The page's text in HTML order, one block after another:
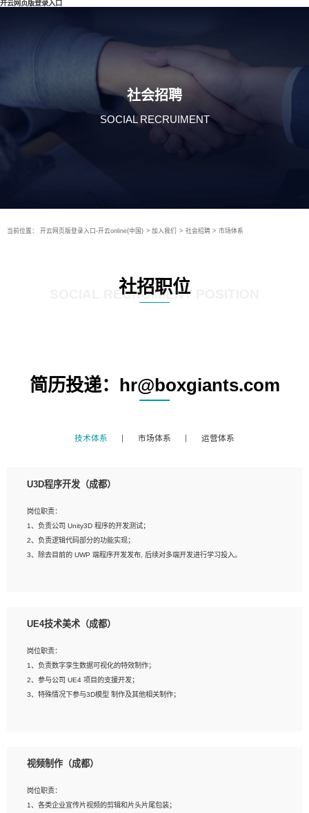
开云网页版登录入口
社会招聘
SOCIAL RECRUIMENT
当前位置： 开云网页版登录入口-开云online(中国) > 加入我们 > 社会招聘 > 市场体系
社招职位
SOCIAL RECRUIMENT POSITION
简历投递：hr@boxgiants.com
技术体系 市场体系 运营体系
U3D程序开发（成都）
岗位职责：
1、负责公司 Unity3D 程序的开发测试；
2、负责逻辑代码部分的功能实现；
3、除去目前的 UWP 端程序开发发布, 后续对多端开发进行学习投入。
2、熟练掌握 Unity3D 程序开发，精通 C# 语言开发；
4、有良好的沟通能力和团队合作意识；
5、开发过 HoloLens 程序者优先。
UE4技术美术（成都）
岗位职责：
1、负责数字孪生数据可视化的特效制作；
2、参与公司 UE4 项目的支援开发；
3、特殊情况下参与3D模型 制作及其他相关制作；
上；
3、想象力丰富, 有一定的艺术审美深度；
4、有良好的场景特效搭建功底；
视频制作（成都）
岗位职责：
1、各类企业宣传片视频的剪辑和片头片尾包装；